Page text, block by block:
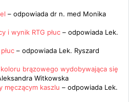
– odpowiada dr n. med Monika
i wynik RTG płuc – odpowiada Lek.
– odpowiada Lek. Ryszard
brązowego wydobywająca się
Witkowska
męczącym kaszlu – odpowiada Lek.